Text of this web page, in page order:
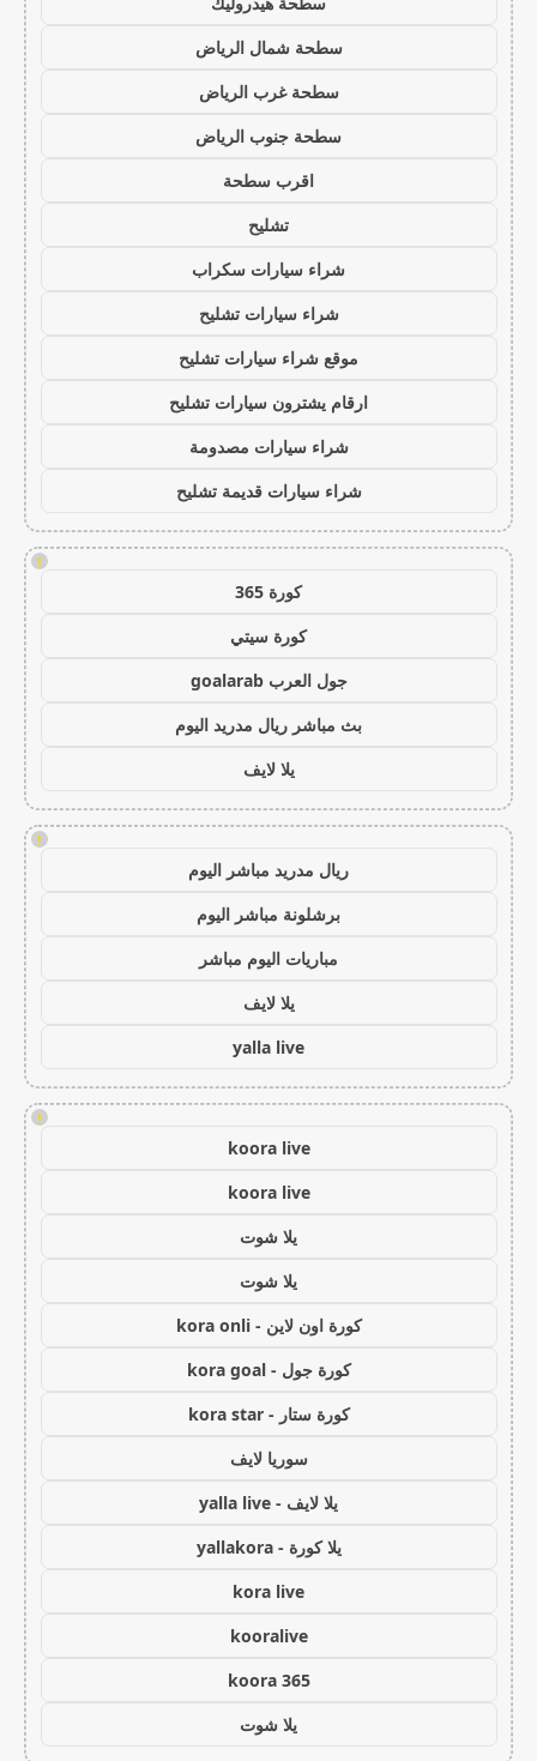
سطحة شمال الرياض
سطحة غرب الرياض
سطحة جنوب الرياض
اقرب سطحة
تشليح
شراء سيارات سكراب
شراء سيارات تشليح
موقع شراء سيارات تشليح
ارقام يشترون سيارات تشليح
شراء سيارات مصدومة
شراء سيارات قديمة تشليح
!
كورة 365
كورة سيتي
جول العرب goalarab
بث مباشر ريال مدريد اليوم
يلا لايف
!
ريال مدريد مباشر اليوم
برشلونة مباشر اليوم
مباريات اليوم مباشر
يلا لايف
yalla live
!
koora live
koora live
يلا شوت
يلا شوت
كورة اون لاين - kora onli
كورة جول - kora goal
كورة ستار - kora star
سوريا لايف
يلا لايف - yalla live
يلا كورة - yallakora
kora live
kooralive
koora 365
يلا شوت